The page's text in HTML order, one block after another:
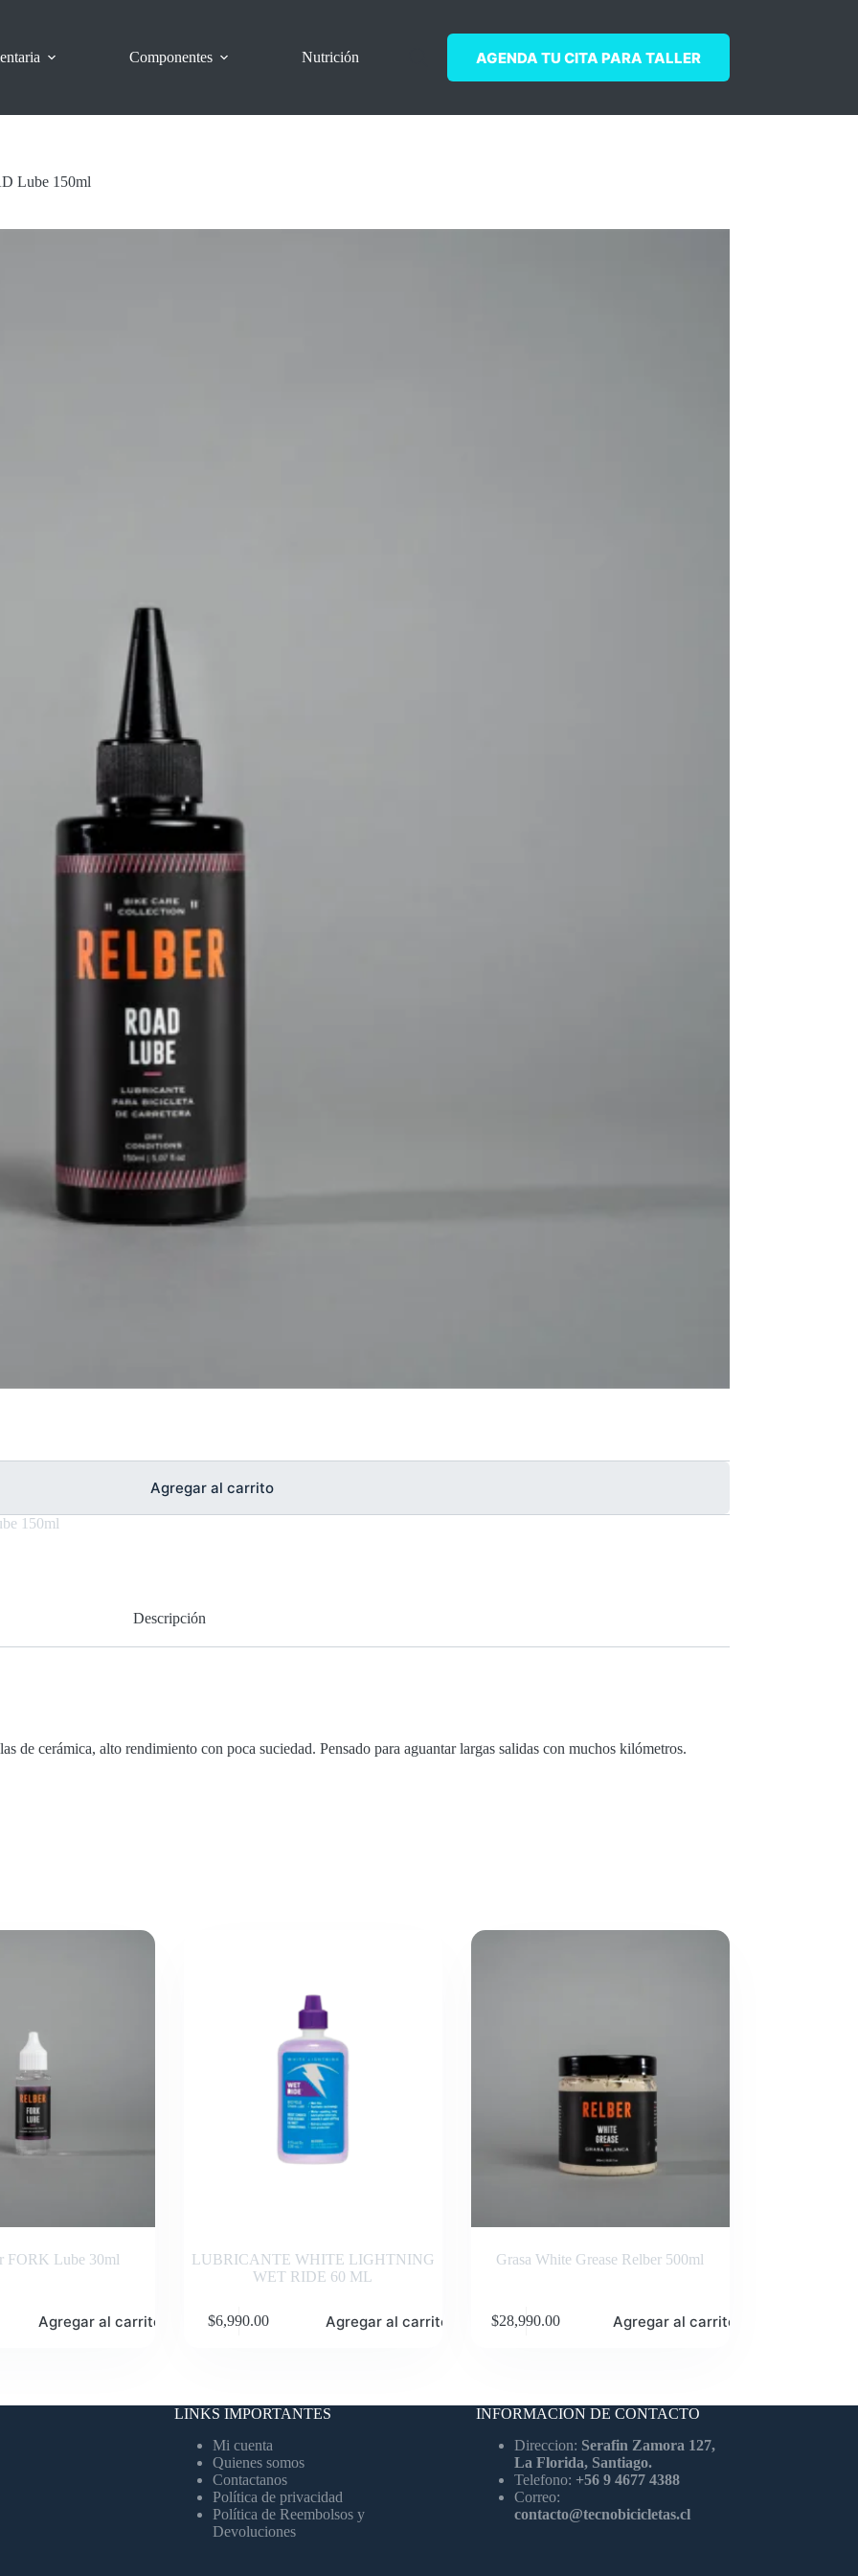
Componentes Nutrición AGENDA TU CITA PARA TALLER
Lube 150ml
Agregar al carrito
150ml
Descripción
de cerámica, alto rendimiento con poca suciedad. Pensado para aguantar largas salidas con muchos kilómetros.
FORK Lube 30ml
Agregar al carrito
LUBRICANTE WHITE LIGHTNING
WET RIDE 60 ML
$6,990.00 Agregar al carrito
Grasa White Grease Relber 500ml
$28,990.00 Agregar al carrito
LINKS IMPORTANTES
Mi cuenta
Quienes somos
Contactanos
Política de privacidad
Política de Reembolsos y
Devoluciones
INFORMACION DE CONTACTO
Direccion: Serafin Zamora 127,
La Florida, Santiago.
Telefono: +56 9 4677 4388
Correo:
contacto@tecnobicicletas.cl